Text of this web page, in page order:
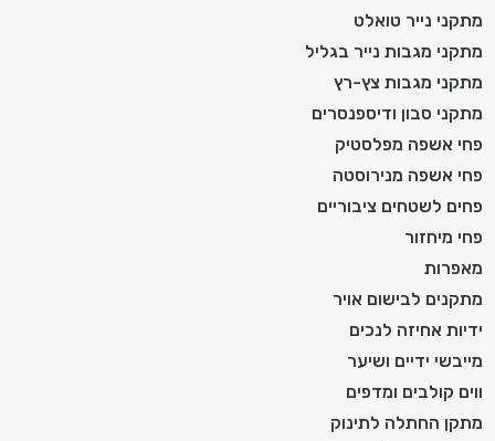
מתקני נייר טואלט
מתקני מגבות נייר בגליל
מתקני מגבות צץ-רץ
מתקני סבון ודיספנסרים
פחי אשפה מפלסטיק
פחי אשפה מנירוסטה
פחים לשטחים ציבוריים
פחי מיחזור
מאפרות
מתקנים לבישום אויר
ידיות אחיזה לנכים
מייבשי ידיים ושיער
ווים קולבים ומדפים
מתקן החתלה לתינוק